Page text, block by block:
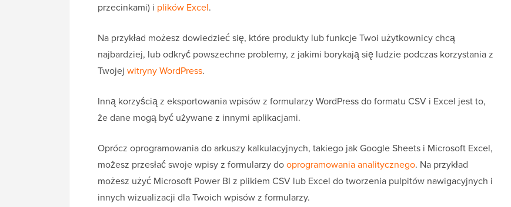
przecinkami) i plików Excel.
Na przykład możesz dowiedzieć się, które produkty lub funkcje Twoi użytkownicy chcą
najbardziej, lub odkryć powszechne problemy, z jakimi borykają się ludzie podczas korzystania z
Twojej witryny WordPress.
Inną korzyścią z eksportowania wpisów z formularzy WordPress do formatu CSV i Excel jest to,
że dane mogą być używane z innymi aplikacjami.
Oprócz oprogramowania do arkuszy kalkulacyjnych, takiego jak Google Sheets i Microsoft Excel,
możesz przesłać swoje wpisy z formularzy dooprogramowania analitycznego. Na przykład
możesz użyć Microsoft Power BI z plikiem CSV lub Excel do tworzenia pulpitów nawigacyjnych i
innych wizualizacji dla Twoich wpisów z formularzy.